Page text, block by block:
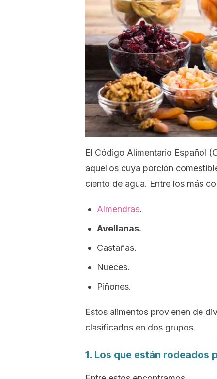
El Código Alimentario Español
aquellos cuya porción
ciento de agua. Entre los más
Almendras.
Avellanas.
Castañas.
Nueces.
Piñones.
Estos alimentos provienen de
clasificados en dos grupos.
1. Los que están rodeados